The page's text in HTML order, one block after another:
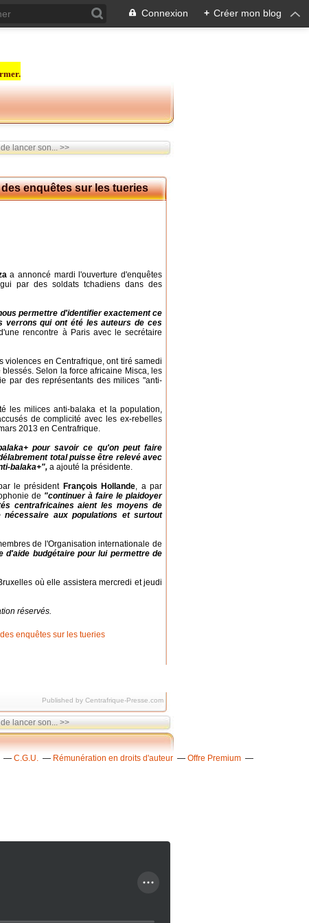
Connexion + Créer mon blog
lancer son... >>
enquêtes sur les tueries
a annoncé mardi l'ouverture d'enquêtes
par des soldats tchadiens dans des
permettre d'identifier exactement ce
verrons qui ont été les auteurs de ces
rencontre à Paris avec le secrétaire
violences en Centrafrique, ont tiré samedi
Selon la force africaine Misca, les
par des représentants des milices "anti-
les milices anti-balaka et la population,
de complicité avec les ex-rebelles
2013 en Centrafrique.
pour savoir ce qu'on peut faire
total puisse être relevé avec
balaka+", a ajouté la présidente.
le président François Hollande, a par
de "continuer à faire le plaidoyer
centrafricaines aient les moyens de
aux populations et surtout
de l'Organisation internationale de
d'aide budgétaire pour lui permettre de
où elle assistera mercredi et jeudi
réservés.
Published by Centrafrique-Presse.com
lancer son... >>
C.G.U. Rémunération en droits d'auteur
Offre Premium